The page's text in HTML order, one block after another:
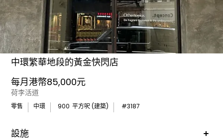
中環繁華地段的黃金快閃店
每月港幣85,000元
荷李活道
零售 中環 900 平方呎 (建築) #3187
設施